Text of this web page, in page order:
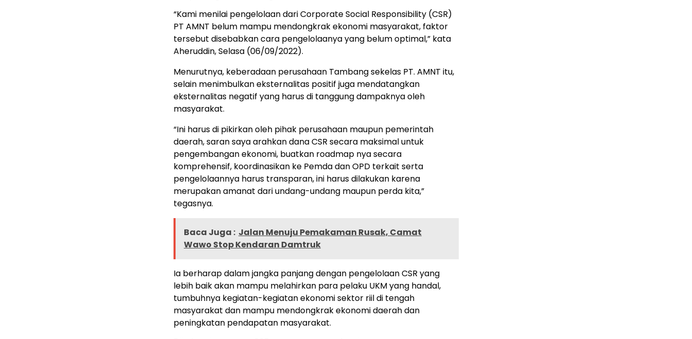
“Kami menilai pengelolaan dari Corporate Social Responsibility (CSR)
PT AMNT belum mampu mendongkrak ekonomi masyarakat, faktor
tersebut disebabkan cara pengelolaanya yang belum optimal,” kata
Aheruddin, Selasa (06/09/2022).
Menurutnya, keberadaan perusahaan Tambang sekelas PT. AMNT itu,
selain menimbulkan eksternalitas positif juga mendatangkan
eksternalitas negatif yang harus di tanggung dampaknya oleh
masyarakat.
“Ini harus di pikirkan oleh pihak perusahaan maupun pemerintah
daerah, saran saya arahkan dana CSR secara maksimal untuk
pengembangan ekonomi, buatkan roadmap nya secara
komprehensif, koordinasikan ke Pemda dan OPD terkait serta
pengelolaannya harus transparan, ini harus dilakukan karena
merupakan amanat dari undang-undang maupun perda kita,”
tegasnya.
Baca Juga : Jalan Menuju Pemakaman Rusak, Camat
Wawo Stop Kendaran Damtruk
Ia berharap dalam jangka panjang dengan pengelolaan CSR yang
lebih baik akan mampu melahirkan para pelaku UKM yang handal,
tumbuhnya kegiatan-kegiatan ekonomi sektor riil di tengah
masyarakat dan mampu mendongkrak ekonomi daerah dan
peningkatan pendapatan masyarakat.